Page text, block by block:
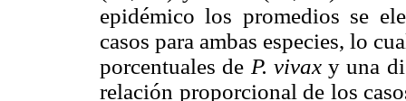
epidémico los promedios se
casos para ambas especies, lo
porcentuales de P. vivax y una
relación proporcional de los